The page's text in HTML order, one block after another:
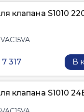
клапана S1010
7 317 В
клапана S1010